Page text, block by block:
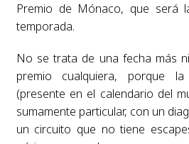
Premio de Mónaco, que será
temporada.
No se trata de una fecha más
premio cualquiera, porque
(presente en el calendario del
sumamente particular, con un
un circuito que no tiene